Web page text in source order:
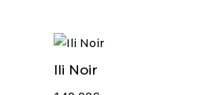
Ili Noir